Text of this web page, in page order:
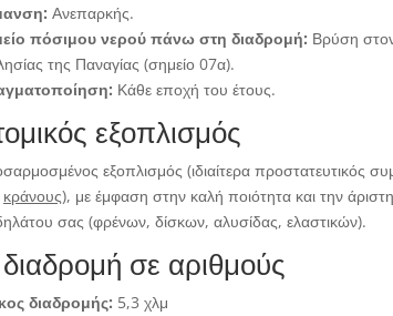
Ανεπαρκής.
πόσιμου νερού πάνω στη διαδρομή: Βρύση
της Παναγίας (σημείο 07α).
Κάθε εποχή του έτους.
εξοπλισμός
εξοπλισμός (ιδιαίτερα προστατευτικός
κράνους), με έμφαση στην καλή ποιότητα και την
σας (φρένων, δίσκων, αλυσίδας, ελαστικών).
σε αριθμούς
διαδρομής: 5,3 χλμ